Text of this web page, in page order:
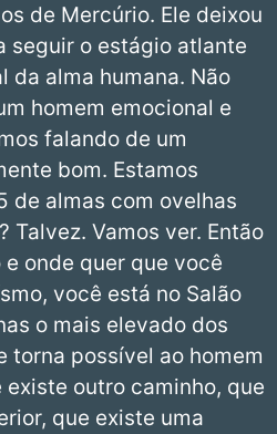
de Mercúrio. Ele deixou
seguir o estágio atlante
da alma humana. Não
homem emocional e
falando de um
bom. Estamos
de almas com ovelhas
Talvez. Vamos ver. Então
onde quer que você
você está no Salão
o mais elevado dos
torna possível ao homem
outro caminho, que
que existe uma